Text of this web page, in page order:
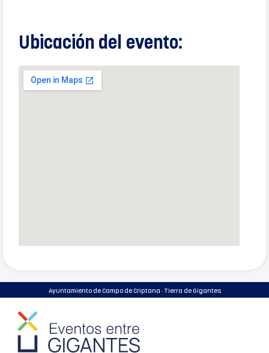
Ubicación del evento:
Ayuntamiento de Campo de Criptana · Tierra de Gigantes